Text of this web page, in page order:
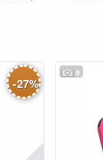
-27%
9